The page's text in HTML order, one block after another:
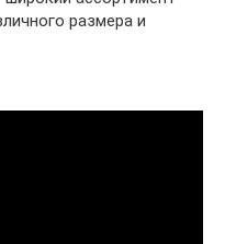
размера и